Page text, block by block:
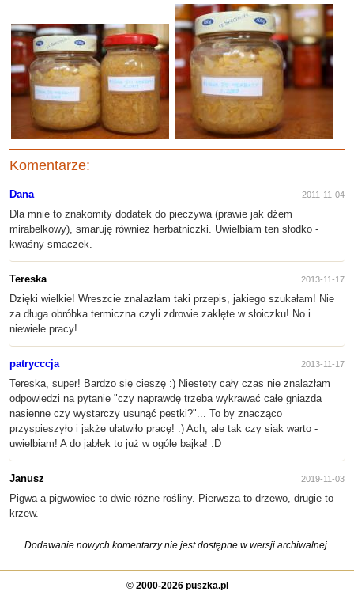
Komentarze:
Dana 2011-11-04
Dla mnie to znakomity dodatek do pieczywa (prawie jak dżem
mirabelkowy), smaruję również herbatniczki. Uwielbiam ten słodko -
kwaśny smaczek.
Tereska 2013-11-17
Dzięki wielkie! Wreszcie znalazłam taki przepis, jakiego szukałam! Nie
za długa obróbka termiczna czyli zdrowie zaklęte w słoiczku! No i
niewiele pracy!
patrycccja 2013-11-17
Tereska, super! Bardzo się cieszę :) Niestety cały czas nie znalazłam
odpowiedzi na pytanie "czy naprawdę trzeba wykrawać całe gniazda
nasienne czy wystarczy usunąć pestki?"... To by znacząco
przyspieszyło i jakże ułatwiło pracę! :) Ach, ale tak czy siak warto -
uwielbiam! A do jabłek to już w ogóle bajka! :D
Janusz 2019-11-03
Pigwa a pigwowiec to dwie różne rośliny. Pierwsza to drzewo, drugie to
krzew.
Dodawanie nowych komentarzy nie jest dostępne w wersji archiwalnej.
© 2000-2026 puszka.pl